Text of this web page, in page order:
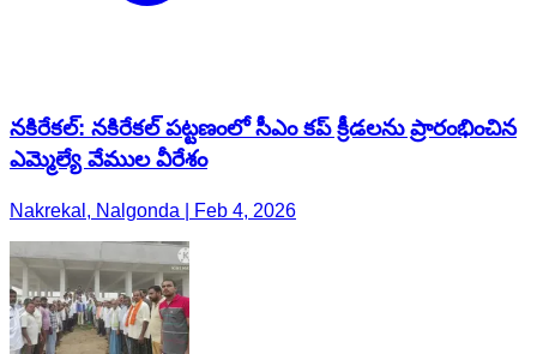
నకిరేకల్: నకిరేకల్ పట్టణంలో సీఎం కప్ క్రీడలను ప్రారంభించిన
ఎమ్మెల్యే వేముల వీరేశం
Nakrekal, Nalgonda | Feb 4, 2026